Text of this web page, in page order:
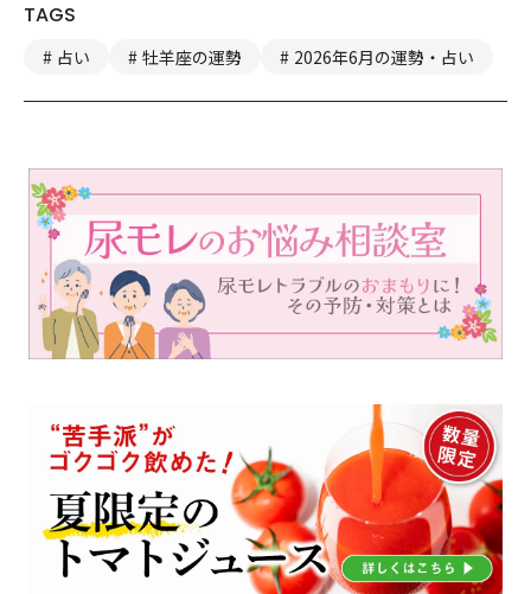
TAGS
占い 牡羊座の運勢 2026年6月の運勢・占い